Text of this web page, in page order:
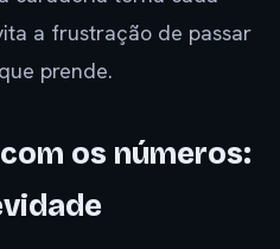
a frustração de passar
prende.
os números: